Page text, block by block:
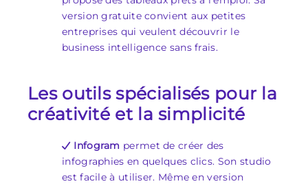
version gratuite convient aux petites
entreprises qui veulent découvrir le
business intelligence sans frais.
Les outils spécialisés pour la
créativité et la simplicité
Infogram permet de créer des
infographies en quelques clics. Son studio
est facile à utiliser. Même en version